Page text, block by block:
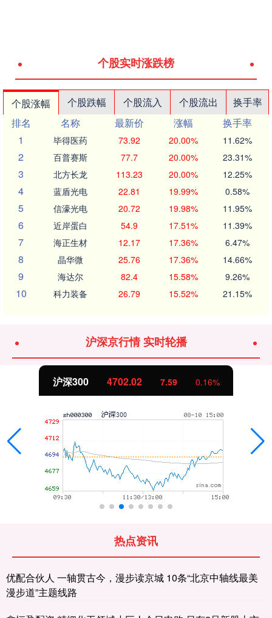
个股实时涨跌榜
个股涨幅 个股跌幅 个股流入 个股流出
换手率
排名
名称 最新价 涨幅
换手率
1
毕得医药 73.92 20.00% 11.62%
2 百普赛斯 77.7 20.00% 23.31%
3 北方长龙 113.23 20.00% 12.25%
4 蓝盾光电 22.81 19.99% 0.58%
5 信濠光电 20.72 19.98% 11.95%
6 近岸蛋白 54.9 17.51% 11.39%
7 海正生材 12.17 17.36% 6.47%
8 晶华微 25.76 17.36% 14.66%
9 海达尔 82.4 15.58% 9.26%
10 科力装备 26.79 15.52% 21.15%
沪深京行情 实时轮播
沪深300 4702.02 7.59 0.16%
热点资讯
优配合伙人 一轴贯古今，漫步读京城 10条“北京中轴线最美
漫步道”主题线路